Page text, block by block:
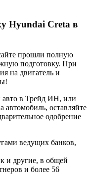
Hyundai Creta в
прошли полную
подготовку. При
на двигатель и
авто в Трейд ИН, или
автомобиль, оставляйте
одобрение
ведущих банков,
и другие, в общей
и более 56